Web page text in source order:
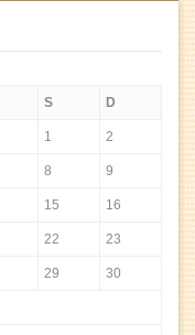
S D
1 2
8 9
15 16
22 23
29 30